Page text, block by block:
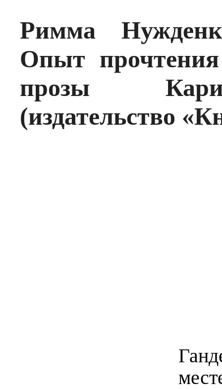
Римма
Опыт
прозы
(издательство